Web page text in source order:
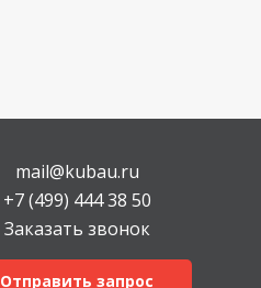
mail@kubau.ru
+7 (499) 444 38 50
Заказать звонок
Отправить запрос